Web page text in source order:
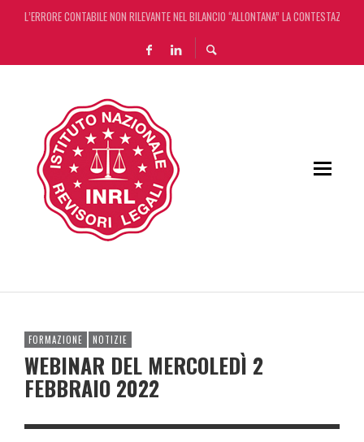
L’ERRORE CONTABILE NON RILEVANTE NEL BILANCIO “ALLONTANA” LA CONTESTAZIONE
DECRETO OMNIBUS: CON IL CONCORDATO UNO ‘SCUDO’ FISCALE DI 4 ANNI
CHIUSURA ESTIVA DELLA RASSEGNA STAMPA INRL: DAL 10 AL 24 AGOSTO
FORMAZIONE NOTIZIE
WEBINAR DEL MERCOLEDÌ 2
FEBBRAIO 2022